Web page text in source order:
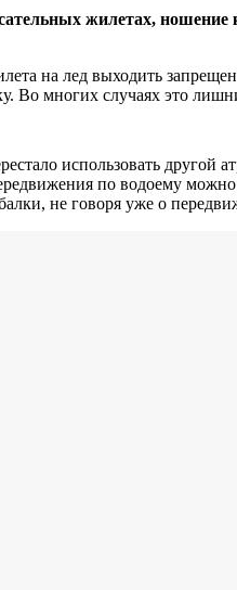
жилетах,
на лед выходить
Во многих случаях это
использовать
по водоему
не говоря уже о